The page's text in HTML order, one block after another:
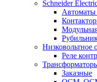
Schneider
Автоматы
Низковольтное
Реле
Заказные